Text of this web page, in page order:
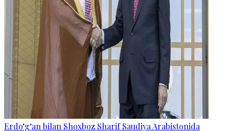
Erdo‘g‘an bilan Shoxboz Sharif Saudiya Arabistonida